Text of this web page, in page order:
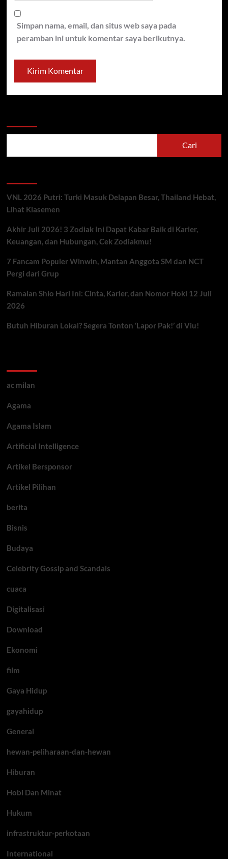
Simpan nama, email, dan situs web saya pada
peramban ini untuk komentar saya berikutnya.
Cari
VNL 2026 Putri: Turki Masuk Delapan Besar, Thailand Hebat,
Lihat Klasemen
Akhir Juli 2026! 3 Zodiak Ini Dapat Kabar Baik di Karier,
Keuangan, dan Hubungan, Cek Zodiakmu!
7 Fancam Populer Winwin, Mantan Anggota SM dan NCT
Pergi dari Grup
Ramalan Shio Hari Ini: Cinta, Karier, dan Nomor Hoki 12 Juli
2026
Butuh Hiburan Lokal? Segera Tonton ‘Lapor Pak!’ di Viu!
ac milan
Agama
Agama Islam
Artificial Intelligence
Artikel Bersponsor
Artikel Pilihan
berita
Bisnis
Budaya
Celebrity Gossip and Scandals
cuaca
Digitalisasi
Download
Ekonomi
film
Gaya Hidup
gayahidup
General
hewan-peliharaan-dan-hewan
Hiburan
Hobi Dan Minat
Hukum
infrastruktur-perkotaan
International